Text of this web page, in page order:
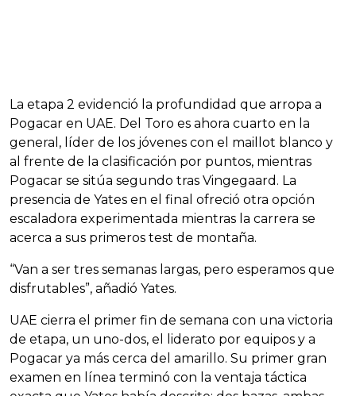
La etapa 2 evidenció la profundidad que arropa a
Pogacar en UAE. Del Toro es ahora cuarto en la
general, líder de los jóvenes con el maillot blanco y
al frente de la clasificación por puntos, mientras
Pogacar se sitúa segundo tras Vingegaard. La
presencia de Yates en el final ofreció otra opción
escaladora experimentada mientras la carrera se
acerca a sus primeros test de montaña.
“Van a ser tres semanas largas, pero esperamos que
disfrutables”, añadió Yates.
UAE cierra el primer fin de semana con una victoria
de etapa, un uno-dos, el liderato por equipos y a
Pogacar ya más cerca del amarillo. Su primer gran
examen en línea terminó con la ventaja táctica